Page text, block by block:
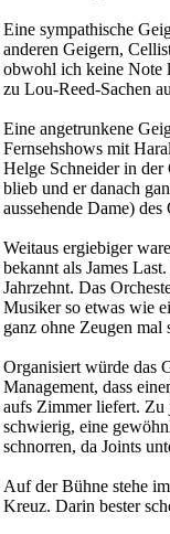
Eine sympathische
anderen Geigern,
obwohl ich keine Note
zu Lou-Reed-Sachen
Eine angetrunkene
Fernsehshows mit
Helge Schneider in der
blieb und er danach
aussehende Dame)
Weitaus ergiebiger
bekannt als James
Jahrzehnt. Das
Musiker so etwas wie
ganz ohne Zeugen mal
Organisiert würde das
Management, dass
aufs Zimmer liefert. Zu
schwierig, eine
schnorren, da Joints
Auf der Bühne stehe
Kreuz. Darin bester